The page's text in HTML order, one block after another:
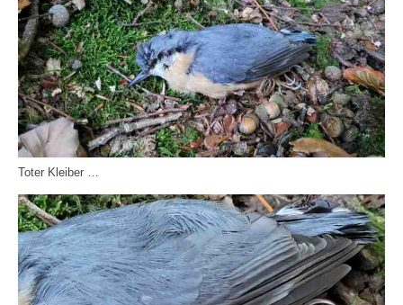
Toter Kleiber …